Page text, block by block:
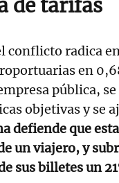
de tarifas
conflicto radica
en
pública,
objetivas y se
defiende que
un viajero, y
sus billetes un